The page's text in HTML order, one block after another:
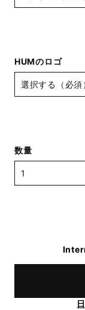
HUMのロゴ
数量